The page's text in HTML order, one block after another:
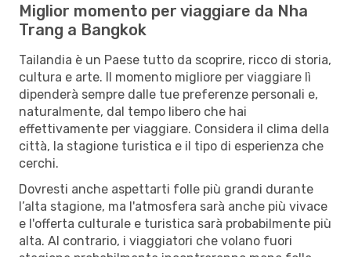
Miglior momento per viaggiare da Nha
Trang a Bangkok
Tailandia è un Paese tutto da scoprire, ricco di storia,
cultura e arte. Il momento migliore per viaggiare lì
dipenderà sempre dalle tue preferenze personali e,
naturalmente, dal tempo libero che hai
effettivamente per viaggiare. Considera il clima della
città, la stagione turistica e il tipo di esperienza che
cerchi.
Dovresti anche aspettarti folle più grandi durante
l’alta stagione, ma l'atmosfera sarà anche più vivace
e l'offerta culturale e turistica sarà probabilmente più
alta. Al contrario, i viaggiatori che volano fuori